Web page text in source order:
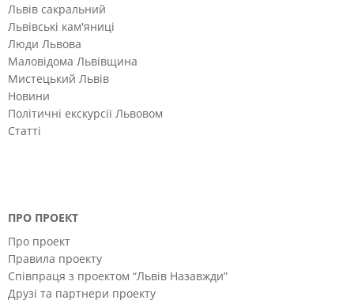
Львів сакральний
Львівські кам'яниці
Люди Львова
Маловідома Львівщина
Мистецький Львів
Новини
Політичні екскурсії Львовом
Статті
ПРО ПРОЕКТ
Про проект
Правила проекту
Співпраця з проектом “Львів Назавжди”
Друзі та партнери проекту